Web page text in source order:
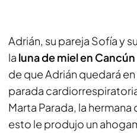
Adrián, su pareja Sofía y
la luna de miel en Cancún
de que Adrián quedará en
parada
Marta Parada, la
esto le produjo un